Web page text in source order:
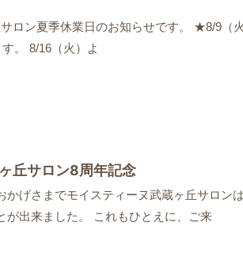
ロン夏季休業日のお知らせです。 ★8/9（
。 8/16（火）よ
丘サロン8周年記念
かげさまでモイスティーヌ武蔵ヶ丘サロン
が出来ました。 これもひとえに、ご来